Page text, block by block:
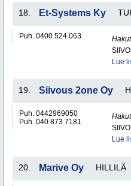
18. Et-Systems Ky
Puh. 0400 524 063
Lue
19. Siivous 2one Oy
Puh. 0442969050
Puh. 040 873 7181
Lue
20. Marive Oy HILLILÄ